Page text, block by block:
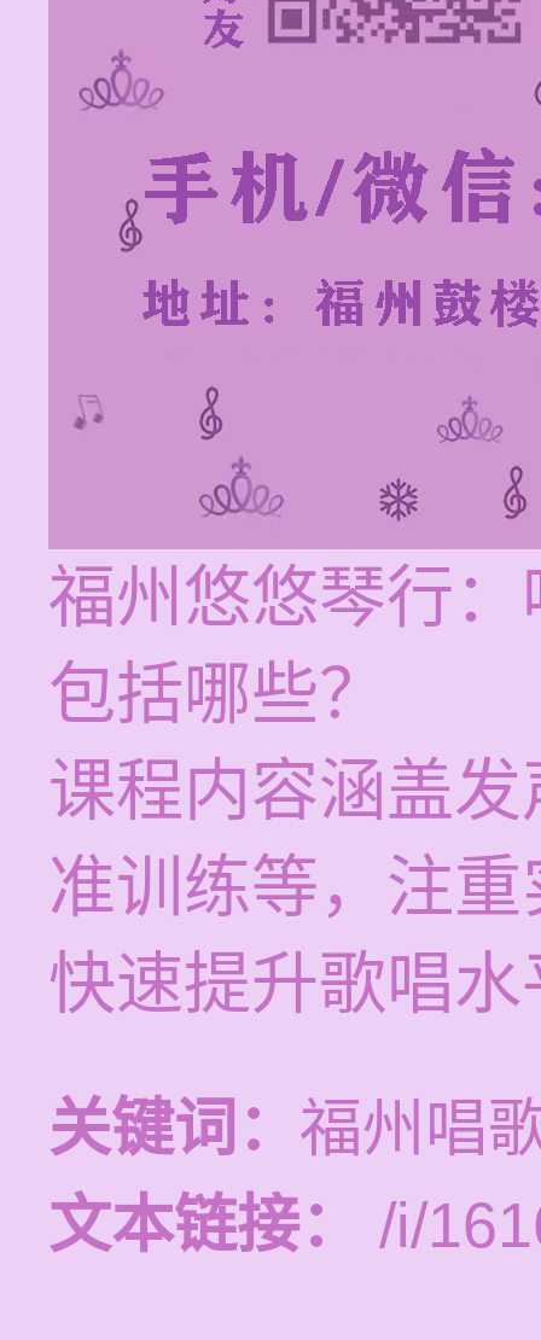
福州悠悠琴行
包括哪些？
课程内容涵盖
准训练等，注
快速提升歌唱水
关键词： 福州唱
文本链接：
/i/